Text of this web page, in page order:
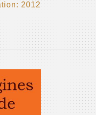
2012